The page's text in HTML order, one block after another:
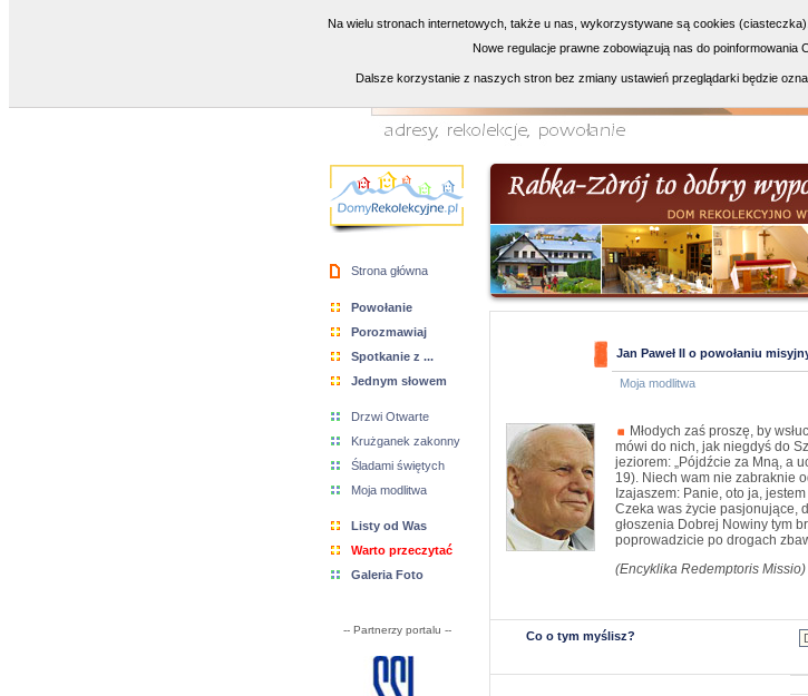
Strona główna
Powołanie
Porozmawiaj
Spotkanie z ...
Jednym słowem
Drzwi Otwarte
Krużganek zakonny
Śladami świętych
Moja modlitwa
Listy od Was
Warto przeczytać
Galeria Foto
-- Partnerzy portalu --
Jan Paweł II o powołaniu
Moja modlitwa
Młodych zaś proszę, by
mówi do nich, jak niegdyś do
jeziorem: „Pójdźcie za Mną, a
19). Niech wam nie zabraknie
Izajaszem: Panie, oto ja,
Czeka was życie pasjonujące,
głoszenia Dobrej Nowiny tym
poprowadzicie po drogach
(Encyklika Redemptoris Missio)
Co o tym myślisz?
Na wielu stronach internetowych, także u nas, wykorzystywane są cookies
Nowe regulacje prawne zobowiązują nas do poinformowania
Dalsze korzystanie z naszych stron bez zmiany ustawień przeglądarki będzie